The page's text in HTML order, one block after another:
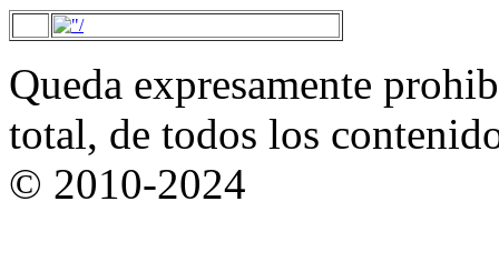
Queda expresamente
total, de todos los
© 2010-2024